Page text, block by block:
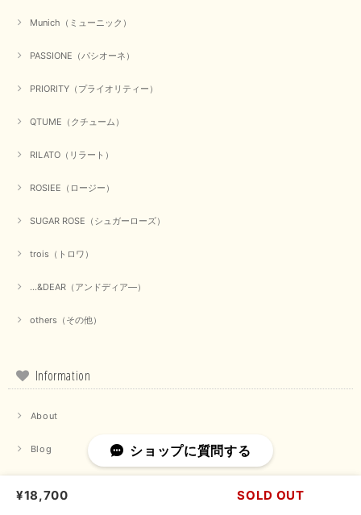
2025/09/18
ラックなので、カジュアルからきれいめまで、様々なコーディネートに合わ
ると幸いです。 ありがとうございました。 又のご来店お待ち
しております。
【trois／トロワ】ポンチフーディーベスト（カーキ）
2025/09/15
Munich（ミューニック）
PASSIONE（パシオーネ）
PRIORITY（プライオリティー）
QTUME（クチューム）
RILATO（リラート）
ROSIEE（ロージー）
SUGAR ROSE（シュガーローズ）
trois（トロワ）
...&DEAR（アンドディア―）
others（その他）
Information
About
Blog
¥18,700 SOLD OUT
ショップに質問する